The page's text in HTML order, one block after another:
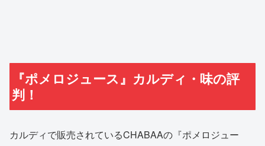
『ポメロジュース』カルディ・味の評
判！
カルディで販売されているCHABAAの『ポメロジュー